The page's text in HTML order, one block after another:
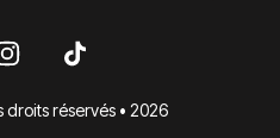
droits réservés • 2026